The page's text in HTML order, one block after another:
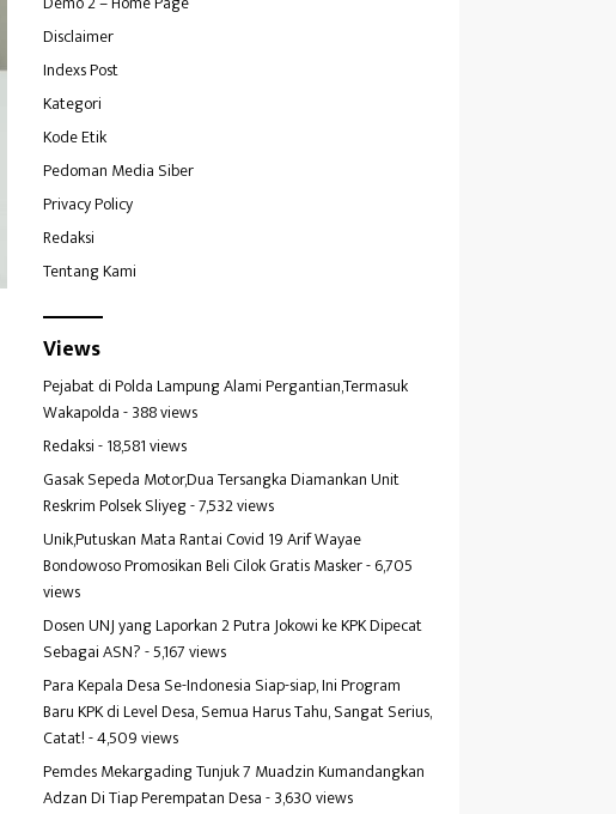
Disclaimer
Indexs Post
Kategori
Kode Etik
Pedoman Media Siber
Privacy Policy
Redaksi
Tentang Kami
Views
Pejabat di Polda Lampung Alami Pergantian,Termasuk
Wakapolda- 388 views
Redaksi- 18,581 views
Gasak Sepeda Motor,Dua Tersangka Diamankan Unit
Reskrim Polsek Sliyeg- 7,532 views
Unik,Putuskan Mata Rantai Covid 19 Arif Wayae
Bondowoso Promosikan Beli Cilok Gratis Masker- 6,705
views
Dosen UNJ yang Laporkan 2 Putra Jokowi ke KPK Dipecat
Sebagai ASN?- 5,167 views
Para Kepala Desa Se-Indonesia Siap-siap, Ini Program
Baru KPK di Level Desa, Semua Harus Tahu, Sangat Serius,
Catat!- 4,509 views
Pemdes Mekargading Tunjuk 7 Muadzin Kumandangkan
Adzan Di Tiap Perempatan Desa- 3,630 views